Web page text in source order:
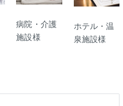
病院・介護
施設様
ホテル・温
泉施設様